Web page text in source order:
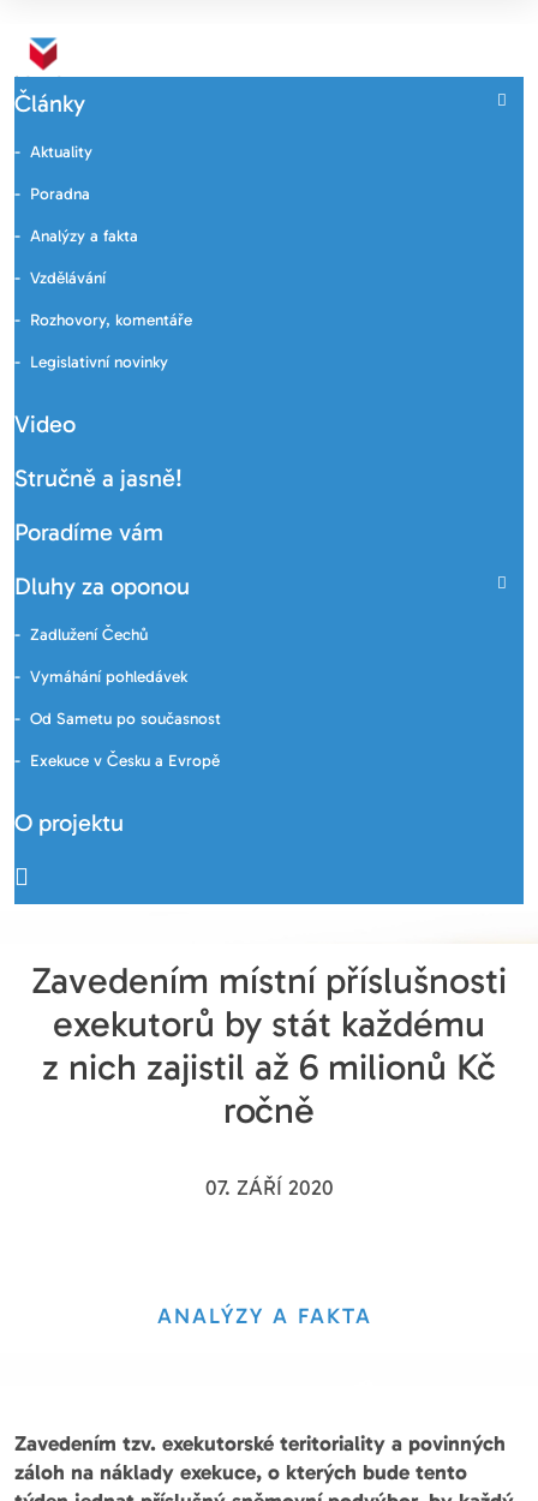
Články
Aktuality
Poradna
Analýzy a fakta
Vzdělávání
Rozhovory, komentáře
Legislativní novinky
Video
Stručně a jasně!
Poradíme vám
Dluhy za oponou
Zadlužení Čechů
Vymáhání pohledávek
Od Sametu po současnost
Exekuce v Česku a Evropě
O projektu
Zavedením místní příslušnosti
exekutorů by stát každému
z nich zajistil až 6 milionů Kč
ročně
07. ZÁŘÍ 2020
ANALÝZY A FAKTA
Zavedením tzv. exekutorské teritoriality a povinných
záloh na náklady exekuce, o kterých bude tento